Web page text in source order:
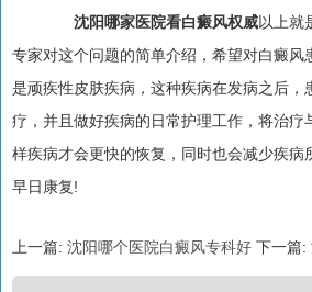
沈阳哪家医院看白癜风权威以上就
专家对这个问题的简单介绍，希望对白癜风
是顽疾性皮肤疾病，这种疾病在发病之后，
疗，并且做好疾病的日常护理工作，将治疗
样疾病才会更快的恢复，同时也会减少疾病
早日康复!
上一篇: 沈阳哪个医院白癜风专科好 下一篇: